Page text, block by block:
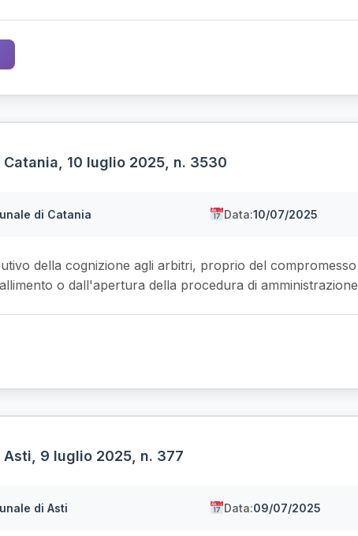
10 luglio 2025, n. 3530
di Catania Data:10/07/2025
della cognizione agli arbitri, proprio del
o dall'apertura della procedura di
Asti, 9 luglio 2025, n. 377
di Asti Data:09/07/2025